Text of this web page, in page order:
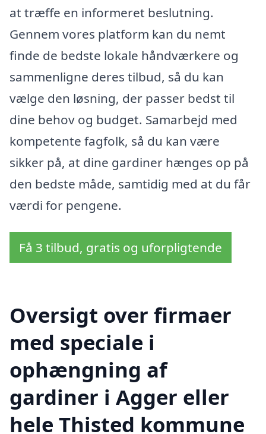
at træffe en informeret beslutning.
Gennem vores platform kan du nemt
finde de bedste lokale håndværkere og
sammenligne deres tilbud, så du kan
vælge den løsning, der passer bedst til
dine behov og budget. Samarbejd med
kompetente fagfolk, så du kan være
sikker på, at dine gardiner hænges op på
den bedste måde, samtidig med at du får
værdi for pengene.
Få 3 tilbud, gratis og uforpligtende
Oversigt over firmaer
med speciale i
ophængning af
gardiner i Agger eller
hele Thisted kommune